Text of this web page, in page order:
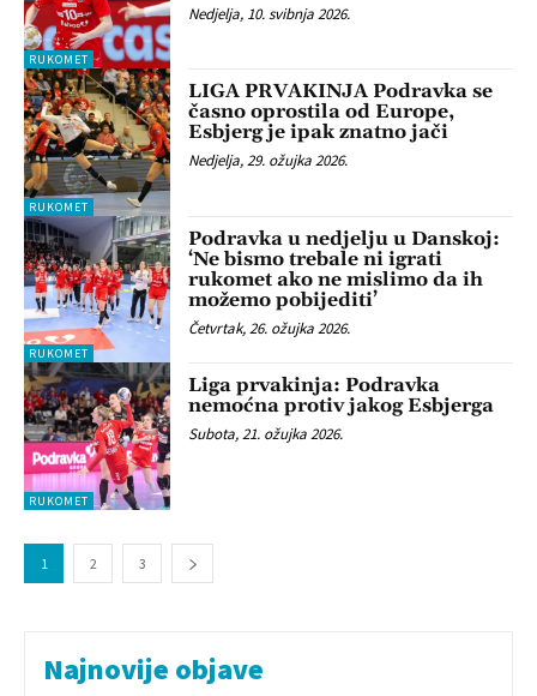
RUKOMET
Nedjelja, 10. svibnja 2026.
RUKOMET
LIGA PRVAKINJA Podravka se
časno oprostila od Europe,
Esbjerg je ipak znatno jači
Nedjelja, 29. ožujka 2026.
RUKOMET
Podravka u nedjelju u Danskoj:
‘Ne bismo trebale ni igrati
rukomet ako ne mislimo da ih
možemo pobijediti’
Četvrtak, 26. ožujka 2026.
RUKOMET
Liga prvakinja: Podravka
nemoćna protiv jakog Esbjerga
Subota, 21. ožujka 2026.
1 2 3
Najnovije objave